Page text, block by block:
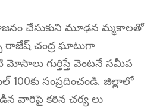
చేసుకుని మూఢన మ్మకాలతో
రాజేష్ చంద్ర ఘాటుగా
గుర్తిస్తే వెంటనే సమీప
సంప్రదించండి. జిల్లాలో
వారిపై కఠిన చర్య లు